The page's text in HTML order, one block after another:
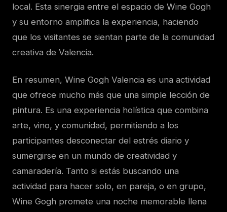
local. Esta sinergia entre el espacio de Wine Gogh
y su entorno amplifica la experiencia, haciendo
que los visitantes se sientan parte de la comunidad
creativa de Valencia.
En resumen, Wine Gogh Valencia es una actividad
que ofrece mucho más que una simple lección de
pintura. Es una experiencia holística que combina
arte, vino, y comunidad, permitiendo a los
participantes desconectar del estrés diario y
sumergirse en un mundo de creatividad y
camaradería. Tanto si estás buscando una
actividad para hacer solo, en pareja, o en grupo,
Wine Gogh promete una noche memorable llena